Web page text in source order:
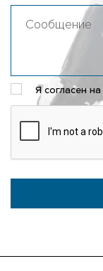
Я согласен на